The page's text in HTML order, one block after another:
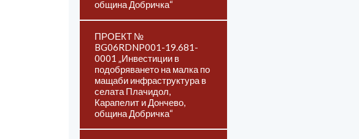
община Добричка“
ПРОЕКТ №
BG06RDNP001-19.681-
0001 „Инвестиции в
подобряването на малка по
мащаби инфраструктура в
селата Плачидол,
Карапелит и Дончево,
община Добричка“